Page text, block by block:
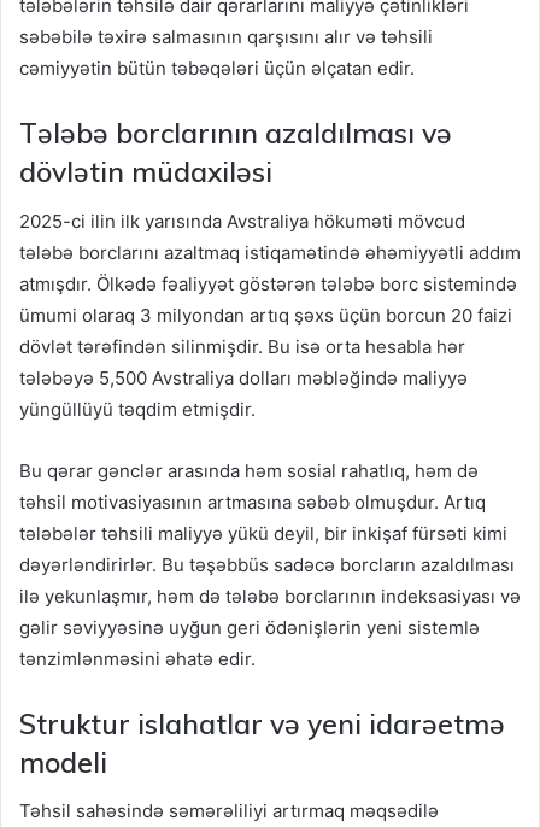
tələbələrin təhsilə dair qərarlarını maliyyə çətinlikləri
səbəbilə təxirə salmasının qarşısını alır və təhsili
cəmiyyətin bütün təbəqələri üçün əlçatan edir.
Tələbə borclarının azaldılması və
dövlətin müdaxiləsi
2025-ci ilin ilk yarısında Avstraliya hökuməti mövcud
tələbə borclarını azaltmaq istiqamətində əhəmiyyətli addım
atmışdır. Ölkədə fəaliyyət göstərən tələbə borc sistemində
ümumi olaraq 3 milyondan artıq şəxs üçün borcun 20 faizi
dövlət tərəfindən silinmişdir. Bu isə orta hesabla hər
tələbəyə 5,500 Avstraliya dolları məbləğində maliyyə
yüngüllüyü təqdim etmişdir.
Bu qərar gənclər arasında həm sosial rahatlıq, həm də
təhsil motivasiyasının artmasına səbəb olmuşdur. Artıq
tələbələr təhsili maliyyə yükü deyil, bir inkişaf fürsəti kimi
dəyərləndirirlər. Bu təşəbbüs sadəcə borcların azaldılması
ilə yekunlaşmır, həm də tələbə borclarının indeksasiyası və
gəlir səviyyəsinə uyğun geri ödənişlərin yeni sistemlə
tənzimlənməsini əhatə edir.
Struktur islahatlar və yeni idarəetmə
modeli
Təhsil sahəsində səmərəliliyi artırmaq məqsədilə